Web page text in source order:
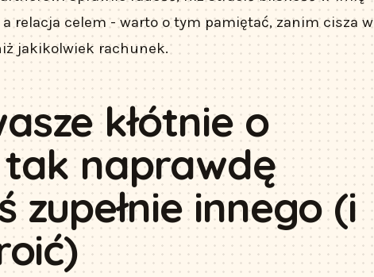
relacja celem - warto o tym pamiętać, zanim cisza w
jakikolwiek rachunek.
kłótnie o
naprawdę
zupełnie innego (i